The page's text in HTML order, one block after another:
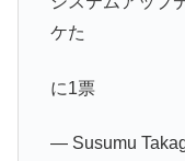
ケた
に1票
— Susumu